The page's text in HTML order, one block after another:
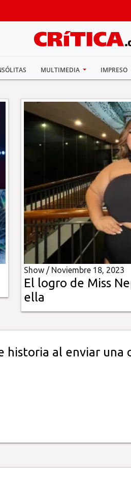
MULTIMEDIA IMPRESO
Show / Noviembre 18, 2023
El logro de Miss
ella
historia al enviar una